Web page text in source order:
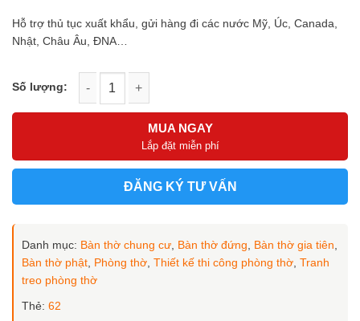
Hỗ trợ thủ tục xuất khẩu, gửi hàng đi các nước Mỹ, Úc, Canada,
Nhật, Châu Âu, ĐNA…
Thiết kế 3D phòng thờ đẹp thờ Phật và Gia Tiên mẫu BT-1164
MUA NGAY
Lắp đặt miễn phí
ĐĂNG KÝ TƯ VẤN
Danh mục: Bàn thờ chung cư Bàn thờ đứng Bàn thờ gia tiên
Bàn thờ phật Phòng thờ Thiết kế thi công phòng thờ Tranh
treo phòng thờ
Thẻ: 62